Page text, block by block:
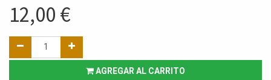
12,00 €
AGREGAR AL CARRITO